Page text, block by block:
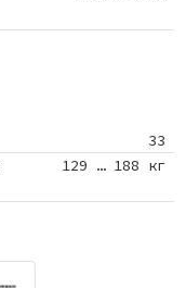
33
129 … 188 кг